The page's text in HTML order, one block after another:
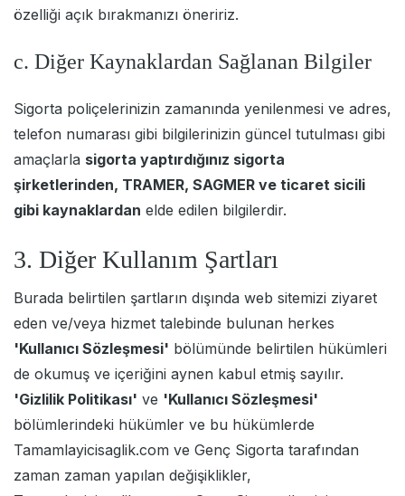
özelliği açık bırakmanızı öneririz.
c. Diğer Kaynaklardan Sağlanan Bilgiler
Sigorta poliçelerinizin zamanında yenilenmesi ve adres,
telefon numarası gibi bilgilerinizin güncel tutulması gibi
amaçlarla sigorta yaptırdığınız sigorta
şirketlerinden, TRAMER, SAGMER ve ticaret sicili
gibi kaynaklardan elde edilen bilgilerdir.
3. Diğer Kullanım Şartları
Burada belirtilen şartların dışında web sitemizi ziyaret
eden ve/veya hizmet talebinde bulunan herkes
'Kullanıcı Sözleşmesi' bölümünde belirtilen hükümleri
de okumuş ve içeriğini aynen kabul etmiş sayılır.
'Gizlilik Politikası' ve 'Kullanıcı Sözleşmesi'
bölümlerindeki hükümler ve bu hükümlerde
Tamamlayicisaglik.com ve Genç Sigorta tarafından
zaman zaman yapılan değişiklikler,